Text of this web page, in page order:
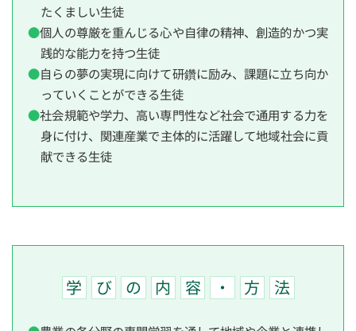
たくましい生徒
個人の尊厳を重んじる心や自律の精神、創造的かつ実
践的な能力を持つ生徒
自らの夢の実現に向けて研鑽に励み、課題に立ち向か
っていくことができる生徒
社会規範や学力、高い専門性など社会で通用する力を
身に付け、関連産業で主体的に活躍して地域社会に貢
献できる生徒
学 び の 内 容 ・ 方 法